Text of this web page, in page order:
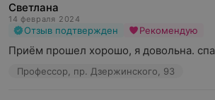
Светлана
14 февраля 2024
Отзыв подтвержден Рекомендую
Приём прошел хорошо, я довольна.
Профессор, пр. Дзержинского, 93